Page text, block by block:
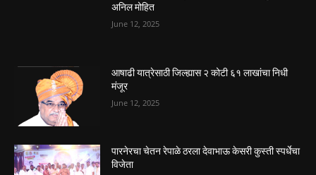
अनिल मोहित
June 12, 2025
आषाढी यात्रेसाठी जिल्ह्यास २ कोटी ६१ लाखांचा निधी
मंजूर
June 12, 2025
पारनेरचा चेतन रेपाळे ठरला देवाभाऊ केसरी कुस्ती स्पर्धेचा
विजेता